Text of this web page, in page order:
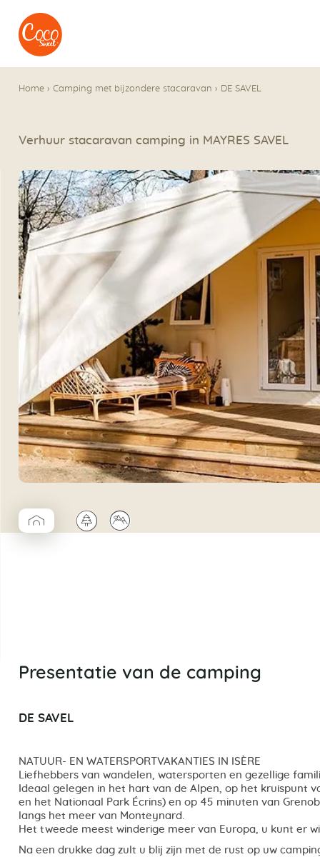
Naar het menu
Naar de inhoudsopgave
Home › Camping met bijzondere stacaravan › DE SAVEL
Verhuur stacaravan camping in MAYRES SAVEL
▱Coco Cabane
🌲 ⛰
Presentatie van de camping
DE SAVEL
NATUUR- EN WATERSPORTVAKANTIES IN ISÈRE
Liefhebbers van wandelen, watersporten en gezellige
Ideaal gelegen in het hart van de Alpen, op het kruispunt
en het Nationaal Park Écrins) en op 45 minuten van
langs het meer van Monteynard.
Het tweede meest winderige meer van Europa, u kunt er
Na een drukke dag zult u blij zijn met de rust op uw